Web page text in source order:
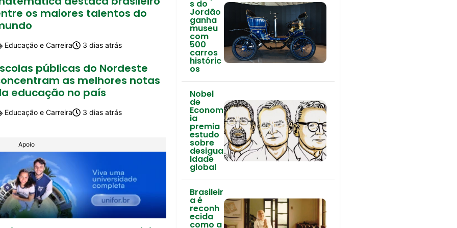
os maiores talentos do
Educação e Carreira 3 dias atrás
públicas do Nordeste
as melhores notas
educação no país
Educação e Carreira 3 dias atrás
Apoio
s do
Jordão
ganha
museu
com
500
carros
históric
os
Nobel
de
Econom
ia
premia
estudo
sobre
desigua
ldade
global
Brasileir
a é
reconh
ecida
como a